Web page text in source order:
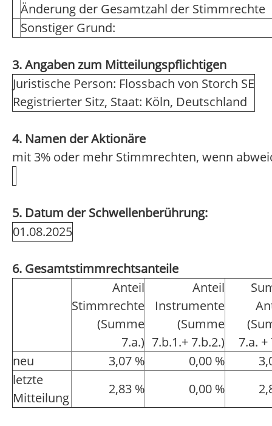
Änderung der Gesamtzahl der Stimmrechte
Sonstiger Grund:
3. Angaben zum Mitteilungspflichtigen
Juristische Person: Flossbach von Storch SE
Registrierter Sitz, Staat: Köln, Deutschland
4. Namen der Aktionäre
mit 3% oder mehr Stimmrechten, wenn
5. Datum der Schwellenberührung:
01.08.2025
6. Gesamtstimmrechtsanteile
Anteil
Stimmrechte
(Summe
7.a.)
Anteil
Instrumente
(Summe
7.b.1.+ 7.b.2.)
7.a. +
neu
3,07 % 0,00 %
letzte
Mitteilung
2,83 % 0,00 %